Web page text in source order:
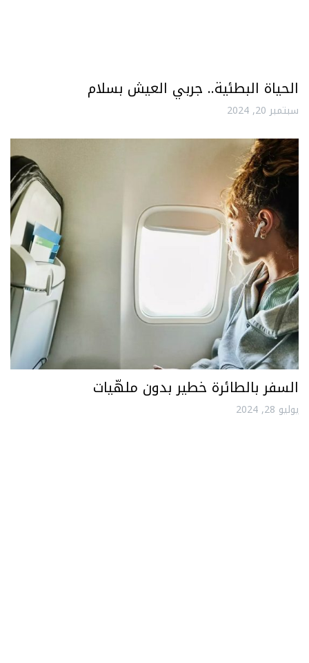
الحياة البطئية.. جربي العيش بسلام
سبتمبر 20, 2024
السفر بالطائرة خطير بدون ملهّيات
يوليو 28, 2024